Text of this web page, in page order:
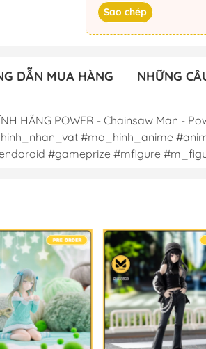
Sao chép
DẪN MUA HÀNG NHỮNG
HÃNG POWER - Chainsaw Man -
#mo_hinh_anime
#gameprize #mfigure